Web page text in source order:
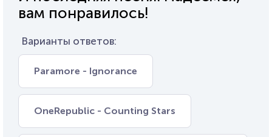
вам понравилось!
Варианты ответов:
Paramore - Ignorance
OneRepublic - Counting Stars